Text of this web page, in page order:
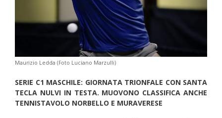
Maurizio Ledda (Foto Luciano Marzulli)
SERIE C1 MASCHILE: GIORNATA TRIONFALE CON SANTA
TECLA NULVI IN TESTA. MUOVONO CLASSIFICA ANCHE
TENNISTAVOLO NORBELLO E MURAVERESE